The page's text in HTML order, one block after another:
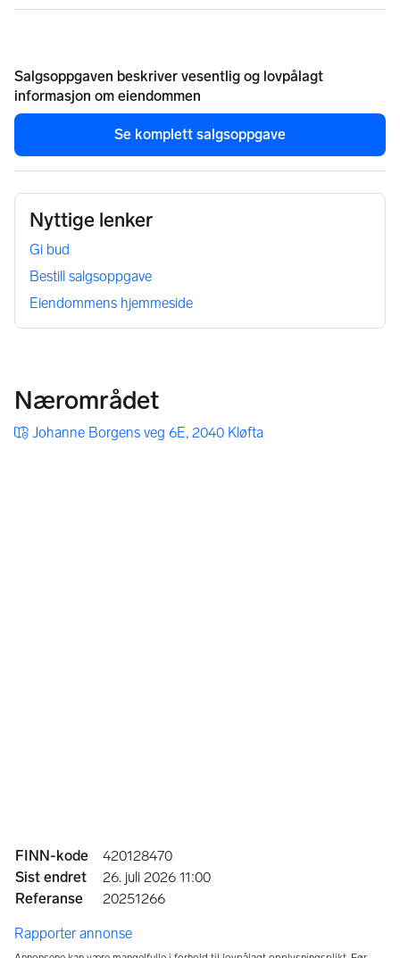
Salgsoppgaven beskriver vesentlig og lovpålagt
informasjon om eiendommen
Se komplett salgsoppgave
Nyttige lenker
Gi bud
Bestill salgsoppgave
Eiendommens hjemmeside
Nærområdet
Johanne Borgens veg 6E, 2040 Kløfta
Annonseinformasjon
FINN-kode
420128470
Sist endret
26. juli 2026 11:00
Referanse
20251266
Rapporter annonse